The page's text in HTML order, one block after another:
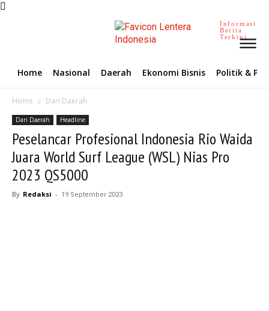
Informasi
Berita
Terkini
Home Nasional Daerah Ekonomi Bisnis Politik &
Home Dari Daerah
Dari Daerah Headline
Peselancar Profesional Indonesia Rio Waida
Juara World Surf League (WSL) Nias Pro
2023 QS5000
By Redaksi - 19 September 2023